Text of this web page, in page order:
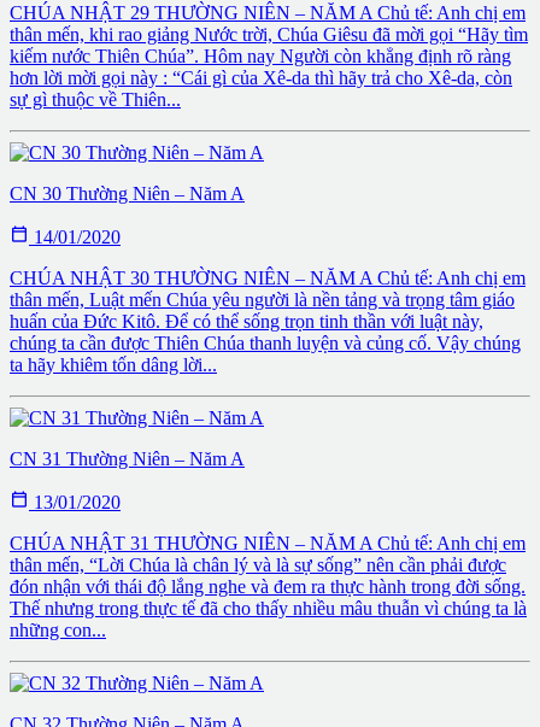
CHÚA NHẬT 29 THƯỜNG NIÊN – NĂM A Chủ tế: Anh chị em
thân mến, khi rao giảng Nước trời, Chúa Giêsu đã mời gọi “Hãy tìm
kiếm nước Thiên Chúa”. Hôm nay Người còn khẳng định rõ ràng
hơn lời mời gọi này : “Cái gì của Xê-da thì hãy trả cho Xê-da, còn
sự gì thuộc về Thiên...
CN 30 Thường Niên – Năm A
 14/01/2020
CHÚA NHẬT 30 THƯỜNG NIÊN – NĂM A Chủ tế: Anh chị em
thân mến, Luật mến Chúa yêu người là nền tảng và trọng tâm giáo
huấn của Đức Kitô. Để có thể sống trọn tinh thần với luật này,
chúng ta cần được Thiên Chúa thanh luyện và củng cố. Vậy chúng
ta hãy khiêm tốn dâng lời...
CN 31 Thường Niên – Năm A
 13/01/2020
CHÚA NHẬT 31 THƯỜNG NIÊN – NĂM A Chủ tế: Anh chị em
thân mến, “Lời Chúa là chân lý và là sự sống” nên cần phải được
đón nhận với thái độ lắng nghe và đem ra thực hành trong đời sống.
Thế nhưng trong thực tế đã cho thấy nhiều mâu thuẫn vì chúng ta là
những con...